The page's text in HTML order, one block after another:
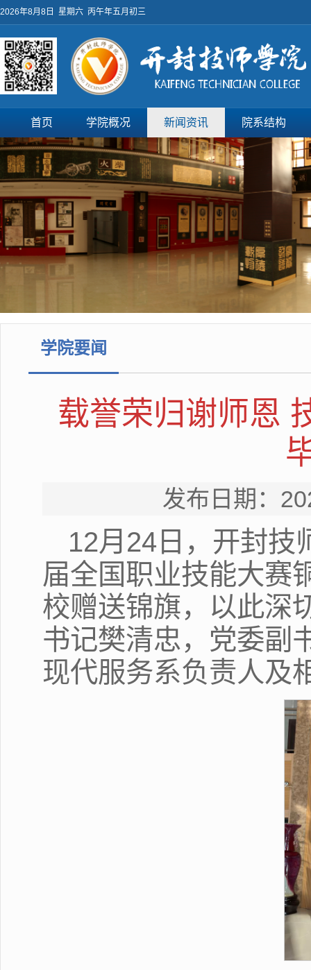
2026年8月8日 星期六 丙午年五月初三
首页 学院概况 新闻资讯 院系结构
学院要闻
载誉荣归谢师恩
发布日期：
12月24日，开封技
届全国职业技能大赛
校赠送锦旗，以此深
书记樊清忠，党委副
现代服务系负责人及